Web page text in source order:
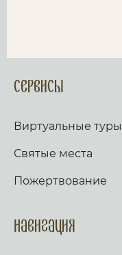
Сервисы
Виртуальные туры
Святые места
Пожертвование
Навигация